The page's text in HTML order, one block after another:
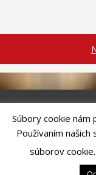
Riešenie ANTIK SMART
Technology, s.r.o.
Správca webového
Kežmarok, tel.:
Súbory cookie nám
Používaním
súborov cookie.